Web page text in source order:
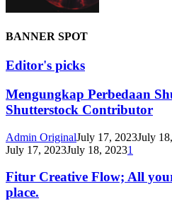
BANNER SPOT
Editor's picks
Mengungkap Perbedaan
Shutterstock Contributor
Admin OriginalJuly 17, 2023July
July 17, 2023July 18, 20231
Fitur Creative Flow; All
place.